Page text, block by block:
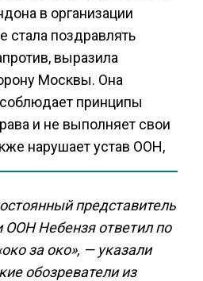
в организации
стала поздравлять
выразила
Москвы. Она
принципы
и не выполняет свои
нарушает устав ООН,
представитель
ООН Небензя ответил по
за око», — указали
обозреватели из